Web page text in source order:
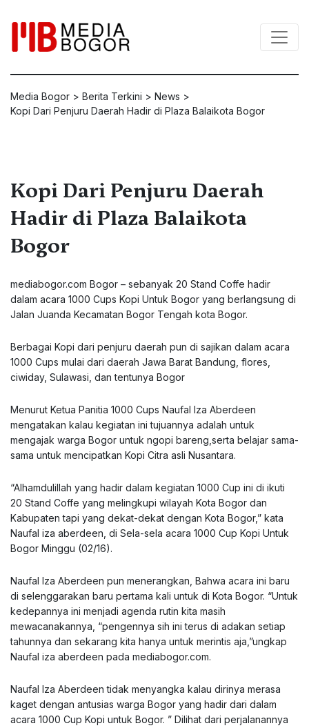
Media Bogor > Berita Terkini > News >
Kopi Dari Penjuru Daerah Hadir di Plaza Balaikota Bogor
Kopi Dari Penjuru Daerah
Hadir di Plaza Balaikota
Bogor
mediabogor.com Bogor – sebanyak 20 Stand Coffe hadir
dalam acara 1000 Cups Kopi Untuk Bogor yang berlangsung di
Jalan Juanda Kecamatan Bogor Tengah kota Bogor.
Berbagai Kopi dari penjuru daerah pun di sajikan dalam acara
1000 Cups mulai dari daerah Jawa Barat Bandung, flores,
ciwiday, Sulawasi, dan tentunya Bogor
Menurut Ketua Panitia 1000 Cups Naufal Iza Aberdeen
mengatakan kalau kegiatan ini tujuannya adalah untuk
mengajak warga Bogor untuk ngopi bareng,serta belajar sama-
sama untuk mencipatkan Kopi Citra asli Nusantara.
“Alhamdulillah yang hadir dalam kegiatan 1000 Cup ini di ikuti
20 Stand Coffe yang melingkupi wilayah Kota Bogor dan
Kabupaten tapi yang dekat-dekat dengan Kota Bogor,” kata
Naufal iza aberdeen, di Sela-sela acara 1000 Cup Kopi Untuk
Bogor Minggu (02/16).
Naufal Iza Aberdeen pun menerangkan, Bahwa acara ini baru
di selenggarakan baru pertama kali untuk di Kota Bogor. “Untuk
kedepannya ini menjadi agenda rutin kita masih
mewacanakannya, “pengennya sih ini terus di adakan setiap
tahunnya dan sekarang kita hanya untuk merintis aja,”ungkap
Naufal iza aberdeen pada mediabogor.com.
Naufal Iza Aberdeen tidak menyangka kalau dirinya merasa
kaget dengan antusias warga Bogor yang hadir dari dalam
acara 1000 Cup Kopi untuk Bogor. ” Dilihat dari perjalanannya